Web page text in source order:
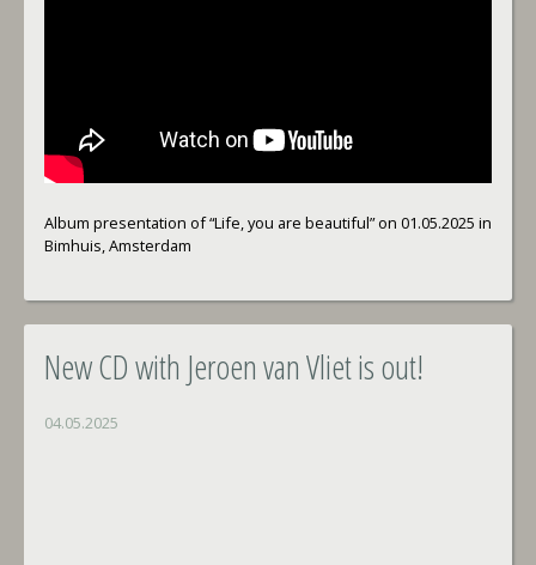
Album presentation of “Life, you are beautiful” on 01.05.2025 in
Bimhuis, Amsterdam
New CD with Jeroen van Vliet is out!
04.05.2025